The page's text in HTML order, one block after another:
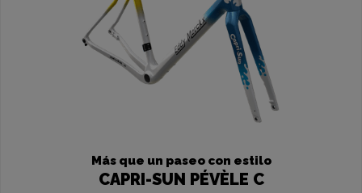
Más que un paseo con estilo
CAPRI-SUN PÉVÈLE C